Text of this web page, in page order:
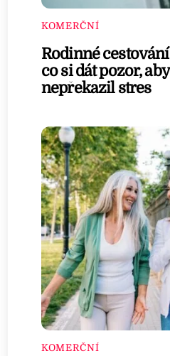
KOMERČNÍ
Rodinné
co si dát pozor,
nepřekazil stres
KOMERČNÍ